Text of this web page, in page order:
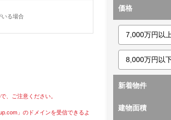
る場合
、ご注意ください。
」のドメインを受信できるよ
価格
新着物件
建物面積